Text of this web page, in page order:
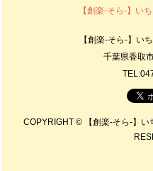
【創楽-そら-】い
【創楽-そら-】い
千葉県香取
COPYRIGHT © 【創楽-そら-】